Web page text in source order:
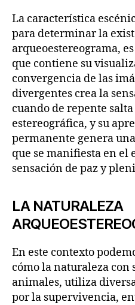
La característica
para determinar la
arqueoestereograma,
que contiene su
convergencia de las
divergentes crea la
cuando de repente
estereográfica, y su
permanente genera
que se manifiesta en el
sensación de paz y
LA NATURALEZA
En este contexto
cómo la naturaleza con
animales, utiliza
por la supervivencia,